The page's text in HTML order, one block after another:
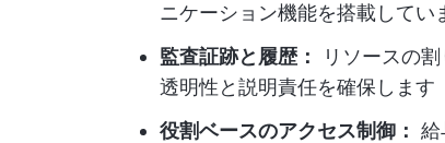
ニケーション機能を搭載してい
監査証跡と履歴：
リソースの
透明性と説明責任を確保します
役割ベースのアクセス制御： 給